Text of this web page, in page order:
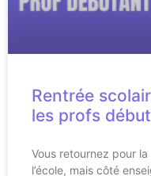
Rentrée
les profs
Vous retournez pour
l’école, mais côté